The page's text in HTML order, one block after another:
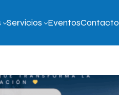
Servicios EventosContacto